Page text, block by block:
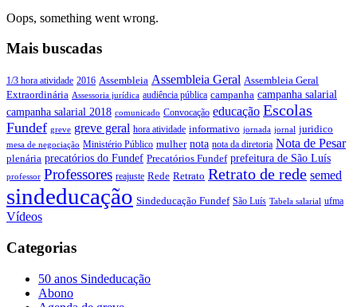
Oops, something went wrong.
Mais buscadas
1/3 hora atividade 2016 Assembleia Assembleia Geral Assembleia Geral
Extraordinária Assessoria jurídica audiência pública campanha campanha salarial
campanha salarial 2018 comunicado Convocação educação Escolas
Fundef greve greve geral hora atividade informativo jornada jornal juridico
mesa de negociação Ministério Público mulher nota nota da diretoria Nota de Pesar
plenária precatórios do Fundef Precatórios Fundef prefeitura de São Luís
professor Professores reajuste Rede Retrato Retrato de rede semed
sindeducação Sindeducação Fundef São Luís Tabela salarial ufma
Vídeos
Categorias
50 anos Sindeducação
Abono